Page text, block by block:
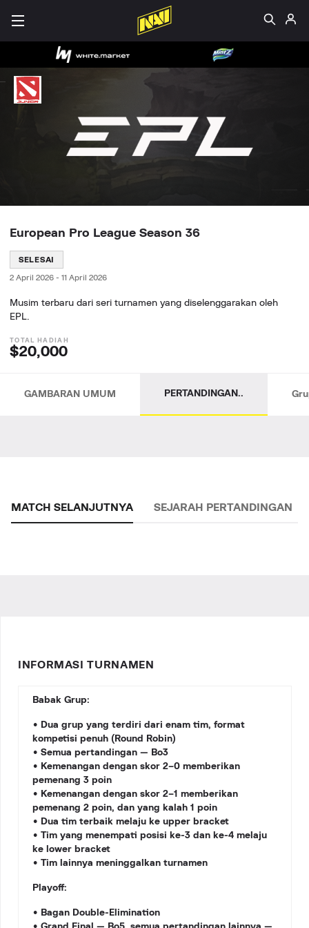
European Pro League Season 36
SELESAI
2 April 2026 - 11 April 2026
Musim terbaru dari seri turnamen yang diselenggarakan oleh
EPL.
$20,000
GAMBARAN UMUM PERTANDINGAN..
MATCH SELANJUTNYA SEJARAH PERTANDINGAN
INFORMASI TURNAMEN
Babak Grup:
• Dua grup yang terdiri dari enam tim, format
kompetisi penuh (Round Robin)
• Semua pertandingan — Bo3
• Kemenangan dengan skor 2–0 memberikan
pemenang 3 poin
• Kemenangan dengan skor 2–1 memberikan
pemenang 2 poin, dan yang kalah 1 poin
• Dua tim terbaik melaju ke upper bracket
• Tim yang menempati posisi ke-3 dan ke-4 melaju
ke lower bracket
• Tim lainnya meninggalkan turnamen
Playoff:
• Bagan Double-Elimination